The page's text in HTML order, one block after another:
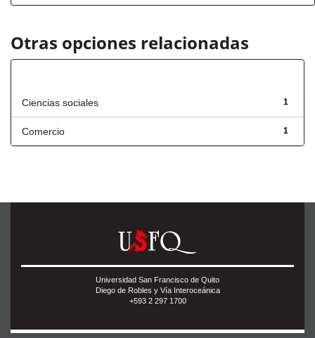
Otras opciones relacionadas
1
Ciencias sociales
1
Comercio
Universidad San Francisco de Quito
Diego de Robles y Vía Interoceánica
+593 2 297 1700